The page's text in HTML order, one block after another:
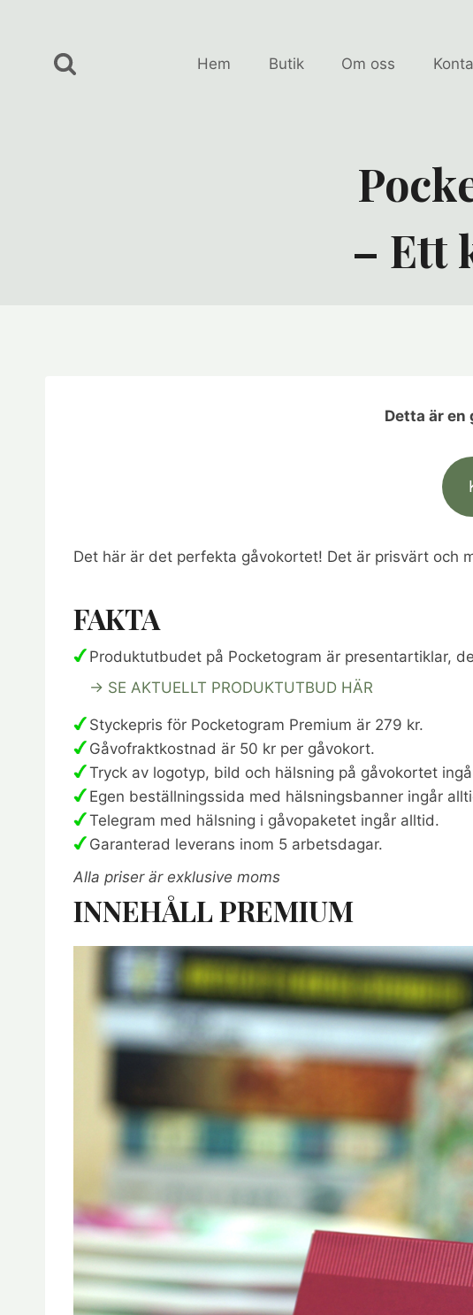
Hem Butik Om oss
– Ett
Detta är
Det här är det perfekta gåvokortet! Det är prisvärt och
FAKTA
Produktutbudet på Pocketogram är presentartiklar,
→ SE AKTUELLT PRODUKTUTBUD HÄR
Styckepris för Pocketogram Premium är 279 kr.
Gåvofraktkostnad är 50 kr per gåvokort.
Tryck av logotyp, bild och hälsning på gåvokortet
Egen beställningssida med hälsningsbanner ingår
Telegram med hälsning i gåvopaketet ingår alltid.
Garanterad leverans inom 5 arbetsdagar.
Alla priser är exklusive moms
INNEHÅLL PREMIUM